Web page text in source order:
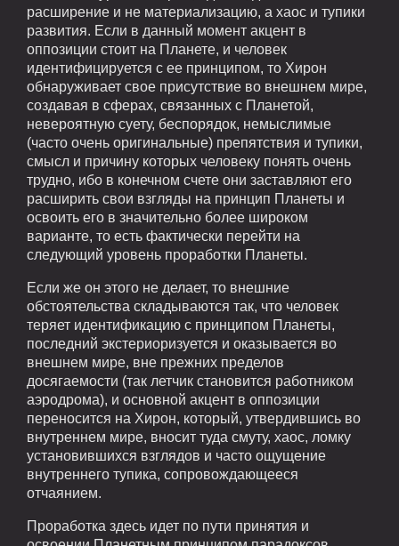
расширение и не материализацию, а хаос и тупики
развития. Если в данный момент акцент в
оппозиции стоит на Планете, и человек
идентифицируется с ее принципом, то Хирон
обнаруживает свое присутствие во внешнем мире,
создавая в сферах, связанных с Планетой,
невероятную суету, беспорядок, немыслимые
(часто очень оригинальные) препятствия и тупики,
смысл и причину которых человеку понять очень
трудно, ибо в конечном счете они заставляют его
расширить свои взгляды на принцип Планеты и
освоить его в значительно более широком
варианте, то есть фактически перейти на
следующий уровень проработки Планеты.
Если же он этого не делает, то внешние
обстоятельства складываются так, что человек
теряет идентификацию с принципом Планеты,
последний экстериоризуется и оказывается во
внешнем мире, вне прежних пределов
досягаемости (так летчик становится работником
аэродрома), и основной акцент в оппозиции
переносится на Хирон, который, утвердившись во
внутреннем мире, вносит туда смуту, хаос, ломку
установившихся взглядов и часто ощущение
внутреннего тупика, сопровождающееся
отчаянием.
Проработка здесь идет по пути принятия и